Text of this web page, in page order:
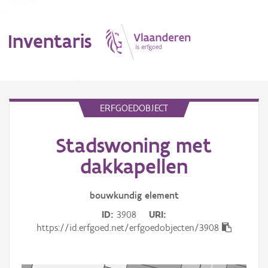
Inventaris
Erfgoedobject
ERFGOEDOBJECT
Stadswoning met
dakkapellen
bouwkundig element
ID 3908
URI
https://id.erfgoed.net/erfgoedobjecten/3908